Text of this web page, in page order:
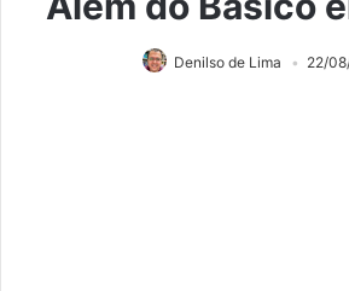
Denilso de Lima 22/